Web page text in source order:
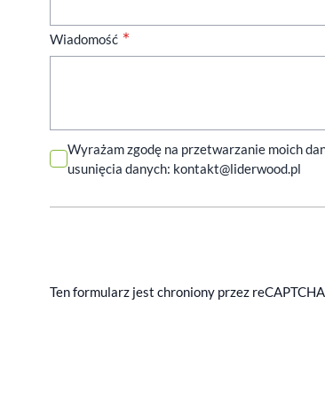
Wiadomość
Wyrażam zgodę na przetwarzanie moich
usunięcia danych: kontakt@liderwood.pl
Ten formularz jest chroniony przez